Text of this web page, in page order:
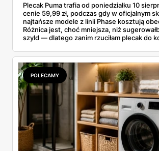
Plecak Puma trafia od poniedziałku 10
cenie 59,99 zł, podczas gdy w oficjalnym
najtańsze modele z linii Phase kosztują
Różnica jest, choć mniejsza, niż
szyld — dlatego zanim rzuciłam plecak do
rozpiska: co dokładnie sprzedaje Lidl, ile
odpowiedniki u producenta i komu ten
się opłaci.
POLECAMY